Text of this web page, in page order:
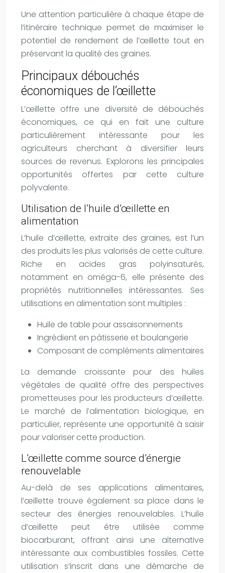
Une attention particulière à chaque étape de
l’itinéraire technique permet de maximiser le
potentiel de rendement de l’œillette tout en
préservant la qualité des graines.
Principaux débouchés
économiques de l’œillette
L’œillette offre une diversité de débouchés
économiques, ce qui en fait une culture
particulièrement intéressante pour les
agriculteurs cherchant à diversifier leurs
sources de revenus. Explorons les principales
opportunités offertes par cette culture
polyvalente.
Utilisation de l’huile d’œillette en
alimentation
L’huile d’œillette, extraite des graines, est l’un
des produits les plus valorisés de cette culture.
Riche en acides gras polyinsaturés,
notamment en oméga-6, elle présente des
propriétés nutritionnelles intéressantes. Ses
utilisations en alimentation sont multiples :
Huile de table pour assaisonnements
Ingrédient en pâtisserie et boulangerie
Composant de compléments alimentaires
La demande croissante pour des huiles
végétales de qualité offre des perspectives
prometteuses pour les producteurs d’œillette.
Le marché de l’alimentation biologique, en
particulier, représente une opportunité à saisir
pour valoriser cette production.
L’œillette comme source d’énergie
renouvelable
Au-delà de ses applications alimentaires,
l’œillette trouve également sa place dans le
secteur des énergies renouvelables. L’huile
d’œillette peut être utilisée comme
biocarburant, offrant ainsi une alternative
intéressante aux combustibles fossiles. Cette
utilisation s’inscrit dans une démarche de